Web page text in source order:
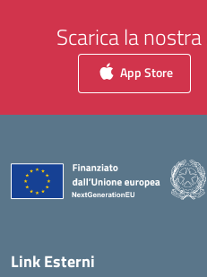
Scarica la
App Store
Link Esterni